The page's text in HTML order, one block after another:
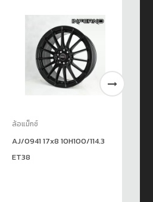
ล้อแม็กซ์
AJ/0941 17x8 10H100/114.3
ET38